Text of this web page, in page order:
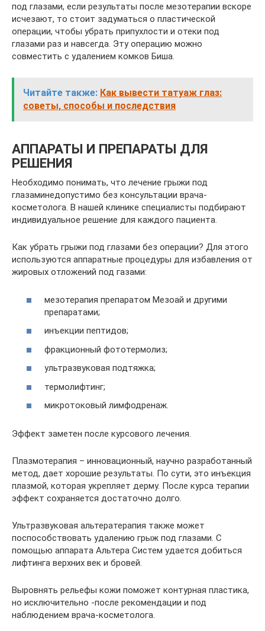
под глазами, если результаты после мезотерапии вскоре
исчезают, то стоит задуматься о пластической
операции, чтобы убрать припухлости и отеки под
глазами раз и навсегда. Эту операцию можно
совместить с удалением комков Биша.
Читайте также: Как вывести татуаж глаз:
советы, способы и последствия
АППАРАТЫ И ПРЕПАРАТЫ ДЛЯ
РЕШЕНИЯ
Необходимо понимать, что лечение грыжи под
глазаминедопустимо без консультации врача-
косметолога. В нашей клинике специалисты подбирают
индивидуальное решение для каждого пациента.
Как убрать грыжи под глазами без операции? Для этого
используются аппаратные процедуры для избавления от
жировых отложений под газами:
мезотерапия препаратом Мезоай и другими
препаратами;
инъекции пептидов;
фракционный фототермолиз;
ультразвуковая подтяжка;
термолифтинг;
микротоковый лимфодренаж.
Эффект заметен после курсового лечения.
Плазмотерапия – инновационный, научно разработанный
метод, дает хорошие результаты. По сути, это инъекция
плазмой, которая укрепляет дерму. После курса терапии
эффект сохраняется достаточно долго.
Ультразвуковая альтератерапия также может
поспособствовать удалению грыж под глазами. С
помощью аппарата Альтера Систем удается добиться
лифтинга верхних век и бровей.
Выровнять рельефы кожи поможет контурная пластика,
но исключительно -после рекомендации и под
наблюдением врача-косметолога.